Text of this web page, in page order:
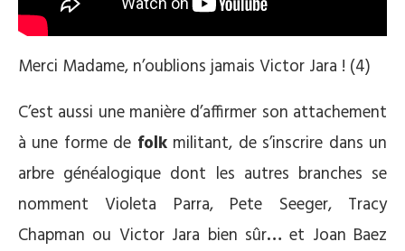
Merci Madame, n’oublions jamais Victor Jara ! (4)
C’est aussi une manière d’affirmer son attachement
à une forme de folkmilitant, de s’inscrire dans un
arbre généalogique dont les autres branches se
nomment Violeta Parra, Pete Seeger, Tracy
Chapman ou Victor Jara bien sûr…et Joan Baez